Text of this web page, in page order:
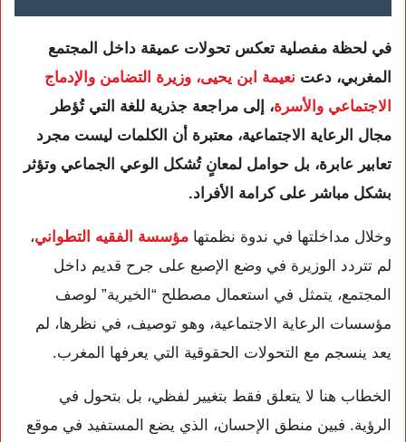
في لحظة مفصلية تعكس تحولات عميقة داخل المجتمع
المغربي، دعت نعيمة ابن يحيى، وزيرة التضامن والإدماج
الاجتماعي والأسرة، إلى مراجعة جذرية للغة التي تُؤطر
مجال الرعاية الاجتماعية، معتبرة أن الكلمات ليست مجرد
تعابير عابرة، بل حوامل لمعانٍ تُشكل الوعي الجماعي وتؤثر
بشكل مباشر على كرامة الأفراد.
وخلال مداخلتها في ندوة نظمتها مؤسسة الفقيه التطواني،
لم تتردد الوزيرة في وضع الإصبع على جرح قديم داخل
المجتمع، يتمثل في استعمال مصطلح “الخيرية” لوصف
مؤسسات الرعاية الاجتماعية، وهو توصيف، في نظرها، لم
يعد ينسجم مع التحولات الحقوقية التي يعرفها المغرب.
الخطاب هنا لا يتعلق فقط بتغيير لفظي، بل بتحول في
الرؤية. فبين منطق الإحسان، الذي يضع المستفيد في موقع